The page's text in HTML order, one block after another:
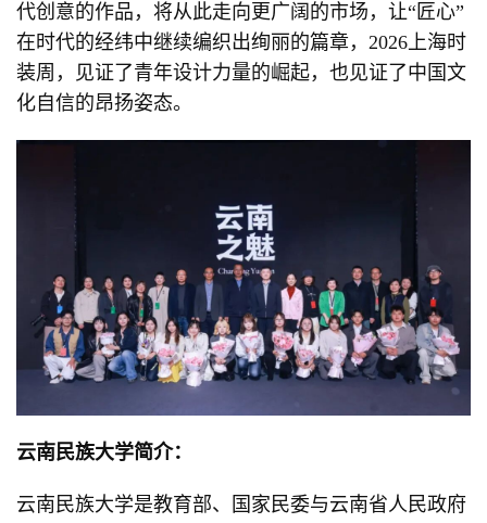
代创意的作品，将从此走向更广阔的市场，让“匠心”
在时代的经纬中继续编织出绚丽的篇章，2026上海时
装周，见证了青年设计力量的崛起，也见证了中国文
化自信的昂扬姿态。
云南民族大学简介：
云南民族大学是教育部、国家民委与云南省人民政府